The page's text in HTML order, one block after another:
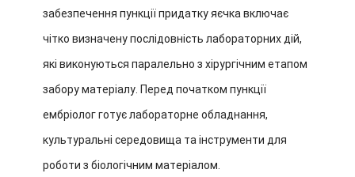
забезпечення пункції придатку яєчка включає
чітко визначену послідовність лабораторних дій,
які виконуються паралельно з хірургічним етапом
забору матеріалу. Перед початком пункції
ембріолог готує лабораторне обладнання,
культуральні середовища та інструменти для
роботи з біологічним матеріалом.